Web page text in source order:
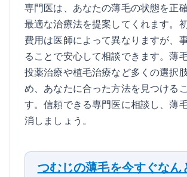
専門医は、あなたの薄毛の状態を正確
最適な治療法を提案してくれます。
費用は医師によって異なりますが、
ることで安心して相談できます。薄毛
投薬治療や植毛治療など多くの選択
め、あなたに合った方法を見つける
す。信頼できる専門医に相談し、薄
消しましょう。
つむじの薄毛を今すぐなん